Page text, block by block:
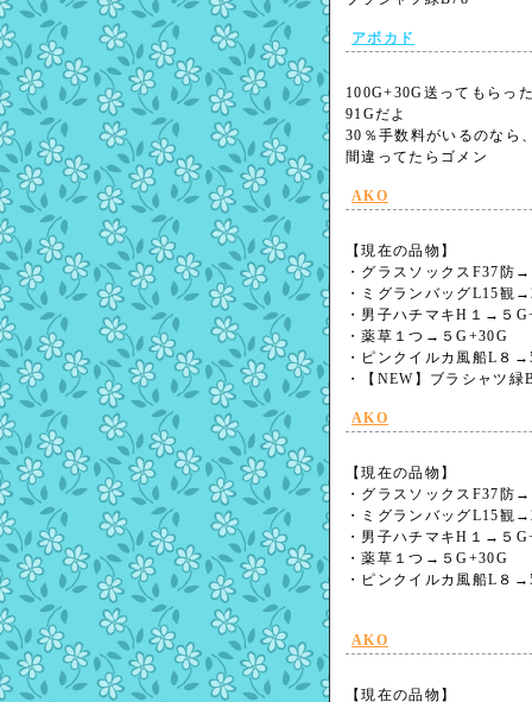
アボカド
100G+30G送ってもらっ
91Gだよ
30％手数料がいるのなら
間違ってたらゴメン
AKO
【現在の品物】
・グラスソックスF37防
・ミグランバッグL15観
・男子ハチマキH１→５
・薬草１つ→５G+30G
・ピンクイルカ風船L８
・【NEW】ブラシャツ
AKO
【現在の品物】
・グラスソックスF37防
・ミグランバッグL15観
・男子ハチマキH１→５
・薬草１つ→５G+30G
・ピンクイルカ風船L８
AKO
【現在の品物】